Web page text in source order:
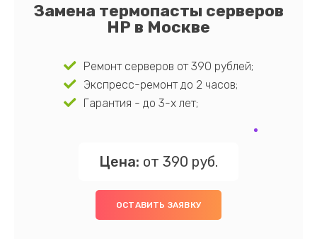
Замена термопасты серверов
HP в Москве
Ремонт серверов от 390 рублей;
Экспресс-ремонт до 2 часов;
Гарантия - до 3-х лет;
Цена: от 390 руб.
ОСТАВИТЬ ЗАЯВКУ